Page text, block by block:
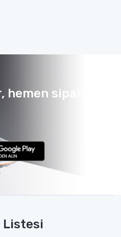
hemen sipariş
Listesi